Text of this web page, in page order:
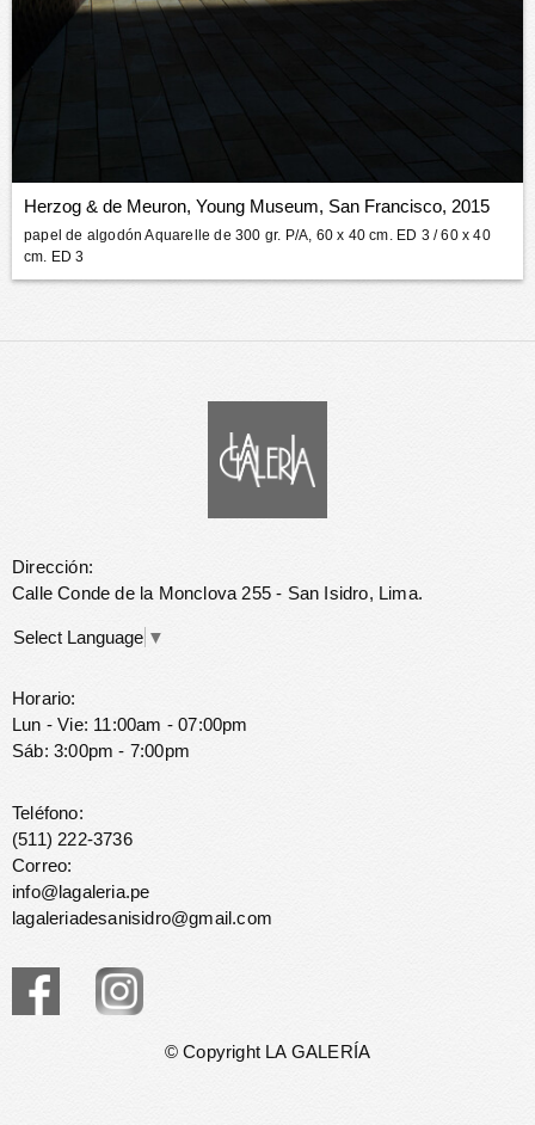
Herzog & de Meuron, Young Museum, San Francisco, 2015
papel de algodón Aquarelle de 300 gr. P/A, 60 x 40 cm. ED 3 / 60 x 40
cm. ED 3
Dirección:
Calle Conde de la Monclova 255 - San Isidro, Lima.
Select Language ▼
Horario:
Lun - Vie: 11:00am - 07:00pm
Sáb: 3:00pm - 7:00pm
Teléfono:
(511) 222-3736
Correo:
info@lagaleria.pe
lagaleriadesanisidro@gmail.com
© Copyright LA GALERÍA